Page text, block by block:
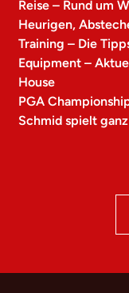
Reise – Rund um
Heurigen,
Training – Die
Equipment –
House
PGA
Schmid spielt